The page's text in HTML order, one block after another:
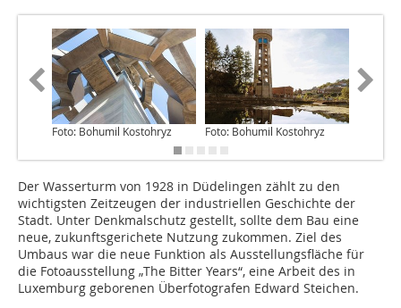
Foto: Bohumil Kostohryz Foto: Bohumil Kostohryz
Der Wasserturm von 1928 in Düdelingen zählt zu den
wichtigsten Zeitzeugen der industriellen Geschichte der
Stadt. Unter Denkmalschutz gestellt, sollte dem Bau eine
neue, zukunftsgerichete Nutzung zukommen. Ziel des
Umbaus war die neue Funktion als Ausstellungsfläche für
die Fotoausstellung „The Bitter Years“, eine Arbeit des in
Luxemburg geborenen Überfotografen Edward Steichen.